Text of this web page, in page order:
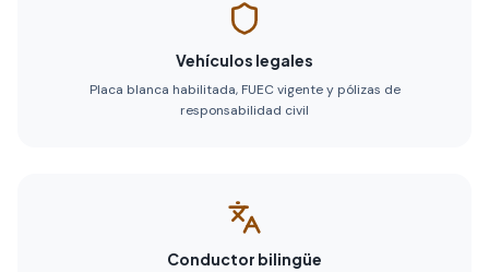
Vehículos legales
Placa blanca habilitada, FUEC vigente y pólizas de
responsabilidad civil
Conductor bilingüe